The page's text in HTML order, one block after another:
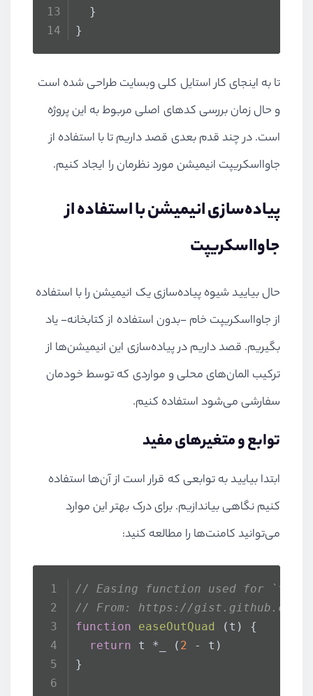
  }
}
تا به اینجای کار استایل کلی وبسایت طراحی شده است
و حال زمان بررسی کدهای اصلی مربوط به این پروژه
است. در چند قدم بعدی قصد داریم تا با استفاده از
جاوااسکریپت انیمیشن مورد نظرمان را ایجاد کنیم.
پیاده‌سازی انیمیشن با استفاده از
جاوااسکریپت
حال بیایید شیوه پیاده‌سازی یک انیمیشن را با استفاده
از جاوااسکریپت خام -بدون استفاده از کتابخانه- یاد
بگیریم. قصد داریم در پیاده‌سازی این انیمیشن‌ها از
ترکیب المان‌های محلی و مواردی که توسط خودمان
سفارشی می‌شود استفاده کنیم.
توابع و متغیرهای مفید
ابتدا بیایید به توابعی که قرار است از آن‌ها استفاده
کنیم نگاهی بیاندازیم. برای درک بهتر این موارد
می‌توانید کامنت‌ها را مطالعه کنید:
// Easing function used for
// From: https://gist.github.com/
function
easeOutQuad
(t) {
return t *_ ( 2 - t)
}